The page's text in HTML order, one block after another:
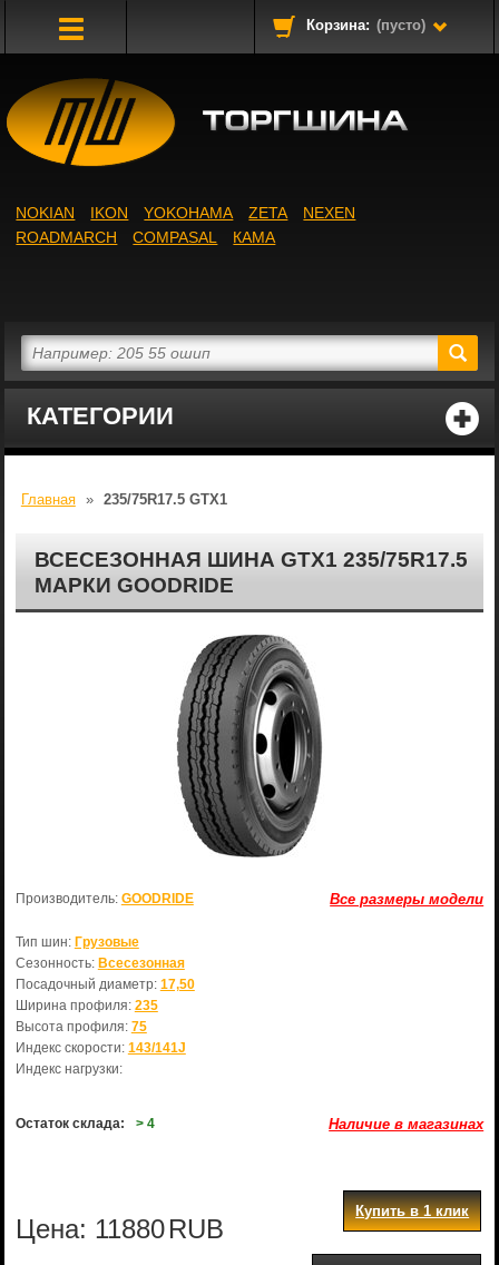
Корзина: (пусто)
КАТЕГОРИИ
NOKIAN IKON YOKOHAMA ZETA
NEXEN
ROADMARCH
COMPASAL КАМА
Главная » 235/75R17.5 GTX1
ВСЕСЕЗОННАЯ ШИНА GTX1 235/75R17.5
МАРКИ GOODRIDE
Все размеры модели
Производитель: GOODRIDE
Тип шин: Грузовые
Сезонность: Всесезонная
Посадочный диаметр: 17,50
Ширина профиля: 235
Высота профиля: 75
Индекс скорости: 143/141J
Индекс нагрузки:
Остаток склада: > 4 Наличие в магазинах
Цена: 11880RUB
Купить в 1 клик